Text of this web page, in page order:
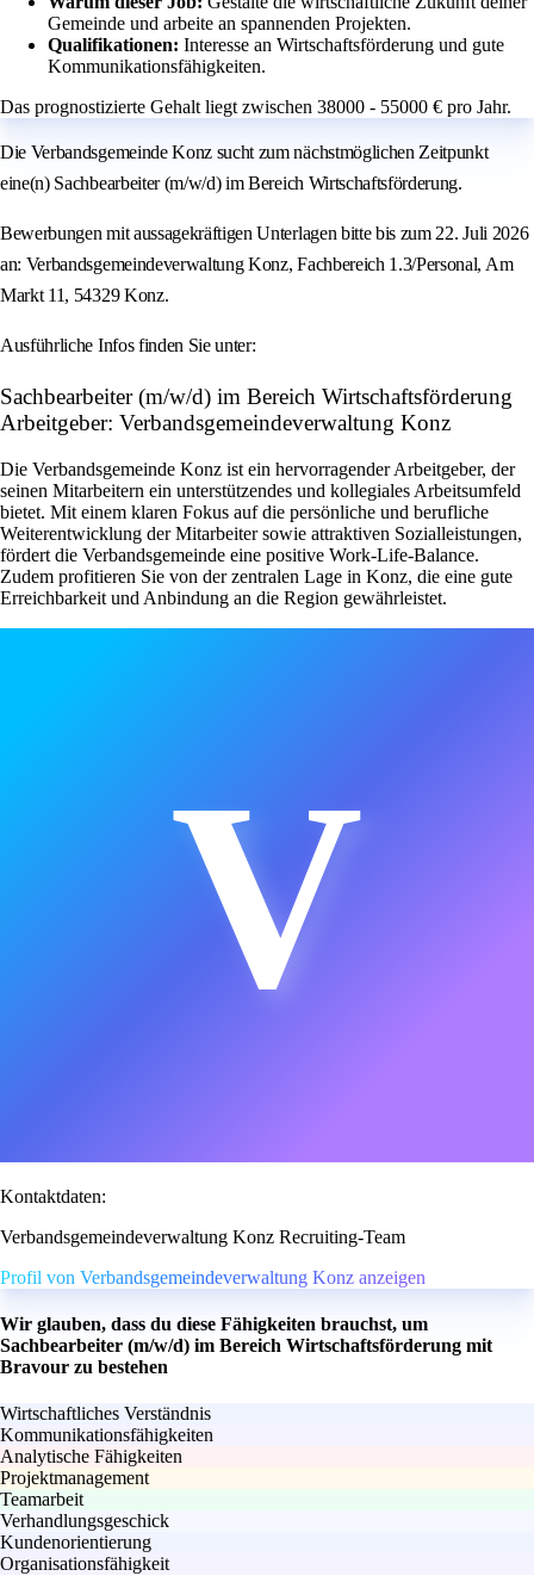
Gemeinde und arbeite an spannenden Projekten.
Qualifikationen: Interesse an Wirtschaftsförderung und gute
Kommunikationsfähigkeiten.
Das prognostizierte Gehalt liegt zwischen 38000 - 55000 € pro Jahr.
Die Verbandsgemeinde Konz sucht zum nächstmöglichen Zeitpunkt
eine(n) Sachbearbeiter (m/w/d) im Bereich Wirtschaftsförderung.
Bewerbungen mit aussagekräftigen Unterlagen bitte bis zum 22. Juli 2026
an: Verbandsgemeindeverwaltung Konz, Fachbereich 1.3/Personal, Am
Markt 11, 54329 Konz.
Ausführliche Infos finden Sie unter:
Sachbearbeiter (m/w/d) im Bereich Wirtschaftsförderung
Arbeitgeber: Verbandsgemeindeverwaltung Konz
Die Verbandsgemeinde Konz ist ein hervorragender Arbeitgeber, der
seinen Mitarbeitern ein unterstützendes und kollegiales Arbeitsumfeld
bietet. Mit einem klaren Fokus auf die persönliche und berufliche
Weiterentwicklung der Mitarbeiter sowie attraktiven Sozialleistungen,
fördert die Verbandsgemeinde eine positive Work-Life-Balance.
Zudem profitieren Sie von der zentralen Lage in Konz, die eine gute
Erreichbarkeit und Anbindung an die Region gewährleistet.
V
Kontaktdaten:
Verbandsgemeindeverwaltung Konz Recruiting-Team
Profil von Verbandsgemeindeverwaltung Konz anzeigen
Wir glauben, dass du diese Fähigkeiten brauchst, um
Sachbearbeiter (m/w/d) im Bereich Wirtschaftsförderung mit
Bravour zu bestehen
Wirtschaftliches Verständnis
Kommunikationsfähigkeiten
Analytische Fähigkeiten
Projektmanagement
Teamarbeit
Verhandlungsgeschick
Kundenorientierung
Organisationsfähigkeit